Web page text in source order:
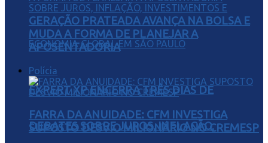
EXPERT XP ENCERRA TRÊS DIAS DE
DEBATES SOBRE JUROS, INFLAÇÃO,
GERAÇÃO PRATEADA AVANÇA NA BOLSA E
MUDA A FORMA DE PLANEJAR A
APOSENTADORIA
Polícia
FARRA DA ANUIDADE: CFM INVESTIGA
SUPOSTO DESVIO MILIONÁRIO NO CREMESP